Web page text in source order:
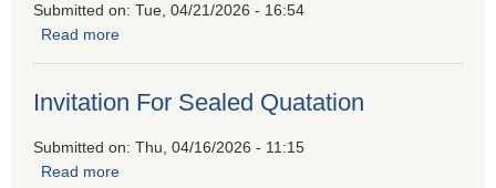
Submitted on: Tue, 04/21/2026 - 16:54
Read more
Invitation For Sealed Quatation
Submitted on: Thu, 04/16/2026 - 11:15
Read more